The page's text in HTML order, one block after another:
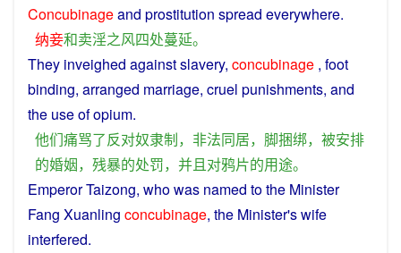
Concubinageand prostitution spread everywhere.
纳妾和卖淫之风四处蔓延。
They inveighed againstslavery, concubinage , foot
binding, arranged marriage, cruel punishments, and
the useofopium.
他们痛骂了反对奴隶制， 非法同居， 脚捆绑， 被安排
的婚姻， 残暴的处罚， 并且对鸦片的用途。
Emperor Taizong, who was named tothe Minister
Fang Xuanling concubinage, the Minister'swife
interfered.